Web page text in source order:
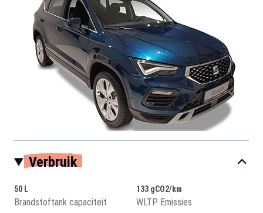
Verbruik
50 L
Brandstoftank capaciteit
133 gCO2/km
WLTP Emissies